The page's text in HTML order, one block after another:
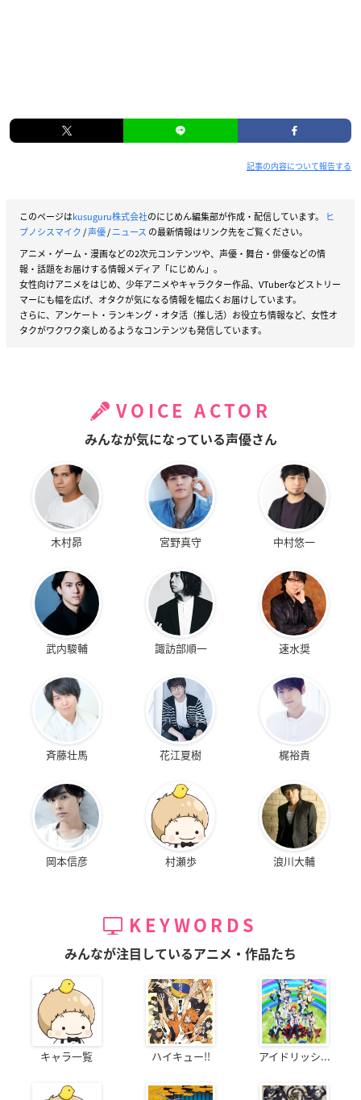
記事の内容について報告する
このページはkusuguru株式会社のにじめん編集部が作成・配信しています。
ヒ
プノシスマイク/声優/ニュース の最新情報はリンク先をご覧ください。
アニメ・ゲーム・漫画などの2次元コンテンツや、声優・舞台・俳優などの情
報・話題をお届けする情報メディア「にじめん」。
女性向けアニメをはじめ、少年アニメやキャラクター作品、VTuberなどストリー
マーにも幅を広げ、オタクが気になる情報を幅広くお届けしています。
さらに、アンケート・ランキング・オタ活（推し活）お役立ち情報など、女性オ
タクがワクワク楽しめるようなコンテンツも発信しています。
VOICE ACTOR
みんなが気になっている声優さん
木村昴 宮野真守 中村悠一
武内駿輔 諏訪部順一 速水奨
斉藤壮馬 花江夏樹 梶裕貴
岡本信彦 村瀬歩 浪川大輔
KEYWORDS
みんなが注目しているアニメ・作品たち
キャラ一覧 ハイキュー!! アイドリッシ...